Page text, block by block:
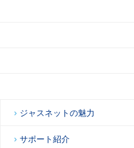
ジャスネットの魅力
サポート紹介